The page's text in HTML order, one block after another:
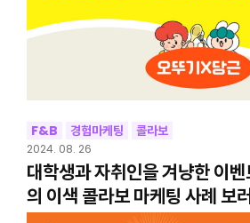
F&B 경험마케팅 콜라보
2024. 08. 26
대학생과 자취인을 겨냥한 이
의 이색 콜라보 마케팅 사례 보